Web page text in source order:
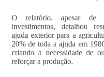
O relatório, apesar de
investimentos, detalhou
ajuda exterior para a
20% de toda a ajuda em
criando a necessidade de
reforçar a produção.